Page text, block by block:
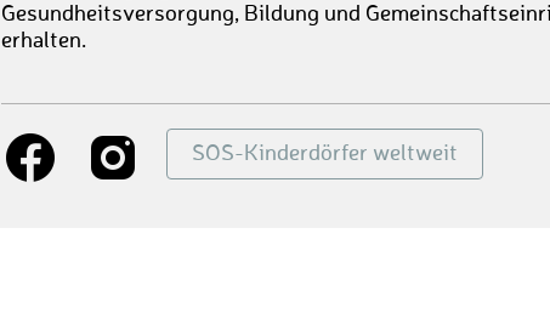
Gesundheitsversorgung, Bildung und
erhalten.
SOS-Kinderdörfer weltweit